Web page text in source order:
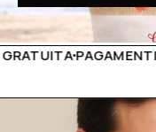
PAGAMENTI SICURI E